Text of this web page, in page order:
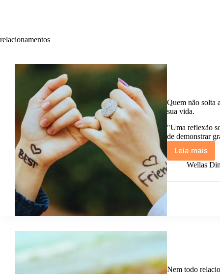
relacionamentos
Quem não solta
sua vida.
"Uma reflexão
de demonstrar
Leia mais
Quem
não
a
sagrado
Wellas
Nem todo